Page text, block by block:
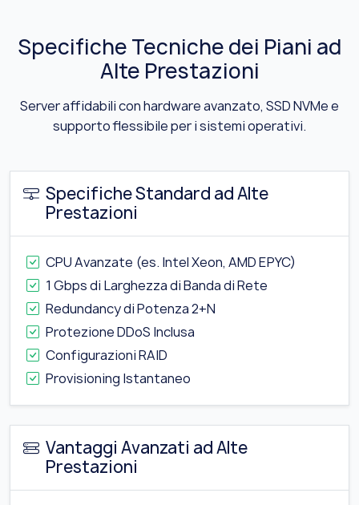
Specifiche Tecniche dei Piani ad
Alte Prestazioni
Server affidabili con hardware avanzato, SSD NVMe e
supporto flessibile per i sistemi operativi.
Specifiche Standard ad Alte
Prestazioni
CPU Avanzate (es. Intel Xeon, AMD EPYC)
1 Gbps di Larghezza di Banda di Rete
Redundancy di Potenza 2+N
Protezione DDoS Inclusa
Configurazioni RAID
Provisioning Istantaneo
Vantaggi Avanzati ad Alte
Prestazioni